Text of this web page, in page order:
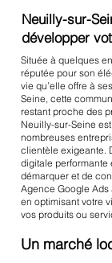
Neuilly-sur-
développer
Située à quelques
réputée pour son
vie qu’elle offre à
Seine, cette
restant proche des
Neuilly-sur-Seine
nombreuses
clientèle exigeante.
digitale performante
démarquer et de
Agence Google Ads
en optimisant votre
vos produits ou
Un marché